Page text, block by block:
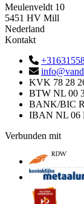
Meulenveldt 10
5451 HV Mill
Nederland
Kontakt
KVK 78 28
BTW NL 00
BANK/BIC
IBAN NL 06
Verbunden mit